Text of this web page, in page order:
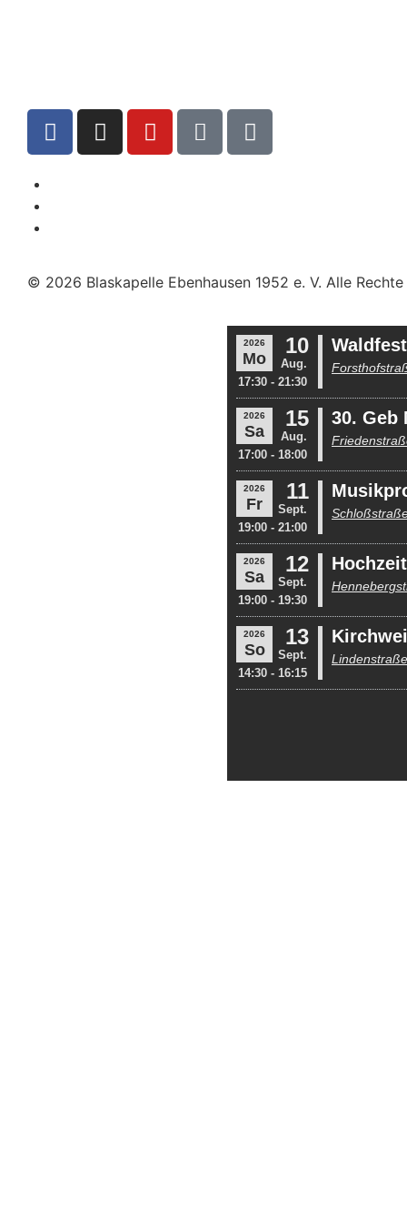
© 2026 Blaskapelle Ebenhausen 1952 e. V. Alle